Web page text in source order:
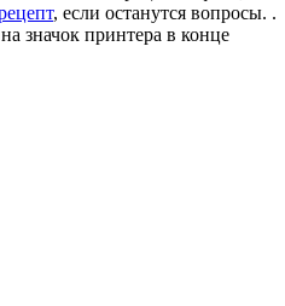
, если останутся вопросы. .
значок принтера в конце